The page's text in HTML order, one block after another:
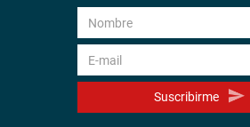
Suscribirme